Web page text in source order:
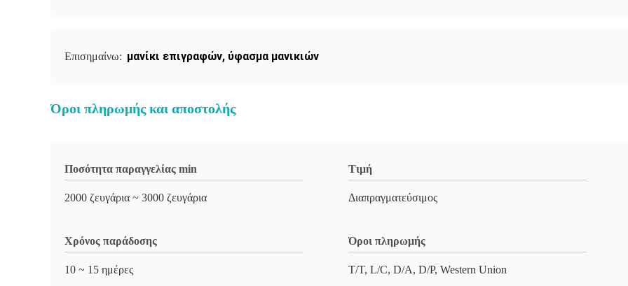
Επισημαίνω: μανίκι επιγραφών, ύφασμα μανικιών
Όροι πληρωμής και αποστολής
Ποσότητα παραγγελίας min
2000 ζευγάρια ~ 3000 ζευγάρια
Τιμή
Διαπραγματεύσιμος
Χρόνος παράδοσης
10 ~ 15 ημέρες
Όροι πληρωμής
T/T, L/C, D/A, D/P, Western Union